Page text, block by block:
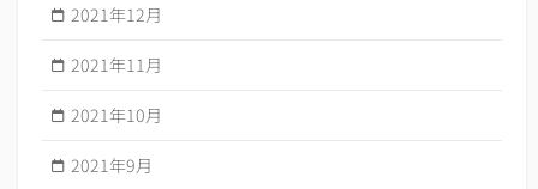
2021年12月
2021年11月
2021年10月
2021年9月